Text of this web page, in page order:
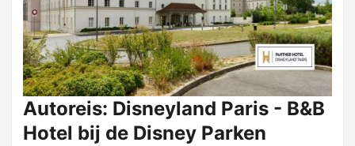
Autoreis: Disneyland Paris - B&B
Hotel bij de Disney Parken